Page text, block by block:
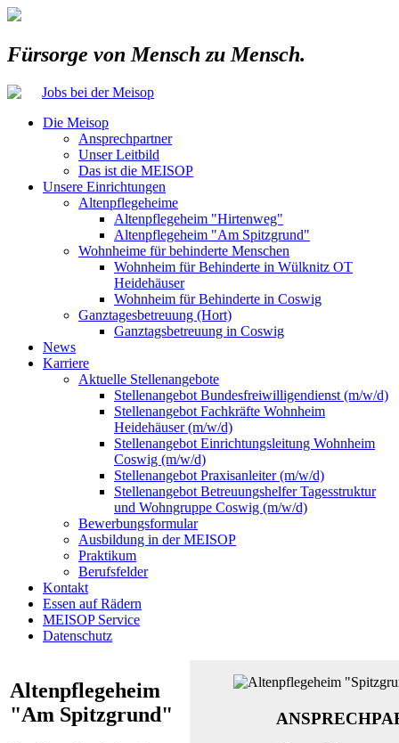
Fürsorge von Mensch zu Mensch.
Jobs bei der Meisop
Die Meisop
Ansprechpartner
Unser Leitbild
Das ist die MEISOP
Unsere Einrichtungen
Altenpflegeheime
Altenpflegeheim "Hirtenweg"
Altenpflegeheim "Am Spitzgrund"
Wohnheime für behinderte Menschen
Wohnheim für Behinderte in Wülknitz OT
Heidehäuser
Wohnheim für Behinderte in Coswig
Ganztagesbetreuung (Hort)
Ganztagsbetreuung in Coswig
News
Karriere
Aktuelle Stellenangebote
Stellenangebot Bundesfreiwilligendienst (m/w/d)
Stellenangebot Fachkräfte Wohnheim
Heidehäuser (m/w/d)
Stellenangebot Einrichtungsleitung Wohnheim
Coswig (m/w/d)
Stellenangebot Praxisanleiter (m/w/d)
Stellenangebot Betreuungshelfer Tagesstruktur
und Wohngruppe Coswig (m/w/d)
Bewerbungsformular
Ausbildung in der MEISOP
Praktikum
Berufsfelder
Kontakt
Essen auf Rädern
MEISOP Service
Datenschutz
Altenpflegeheim
"Am Spitzgrund"